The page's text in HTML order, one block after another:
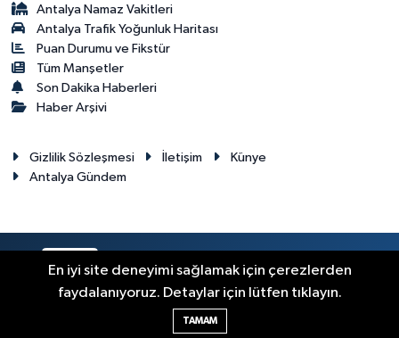
Antalya Namaz Vakitleri
Antalya Trafik Yoğunluk Haritası
Puan Durumu ve Fikstür
Tüm Manşetler
Son Dakika Haberleri
Haber Arşivi
Gizlilik Sözleşmesi İletişim
Künye
Antalya Gündem
RSS Copyright © 2024. Her hakkı saklıdır.
Haber Yazılımı:
En iyi site deneyimi sağlamak için çerezlerden
faydalanıyoruz. Detaylar için lütfen tıklayın.
TAMAM